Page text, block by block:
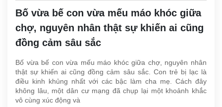
Bố vừa bế con vừa mếu máo khóc giữa
chợ, nguyên nhân thật sự khiến ai cũng
đồng cảm sâu sắc
Bố vừa bế con vừa mếu máo khóc giữa chợ, nguyên nhân
thật sự khiến ai cũng đồng cảm sâu sắc. Con trẻ bị lạc là
điều kinh khủng nhất với các bậc làm cha mẹ. Cách đây
không lâu, một dân cư mạng đã chụp lại một khoảnh khắc
vô cùng xúc động và